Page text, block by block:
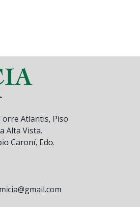
Atlantis, Piso
Alta Vista.
Caroní, Edo.